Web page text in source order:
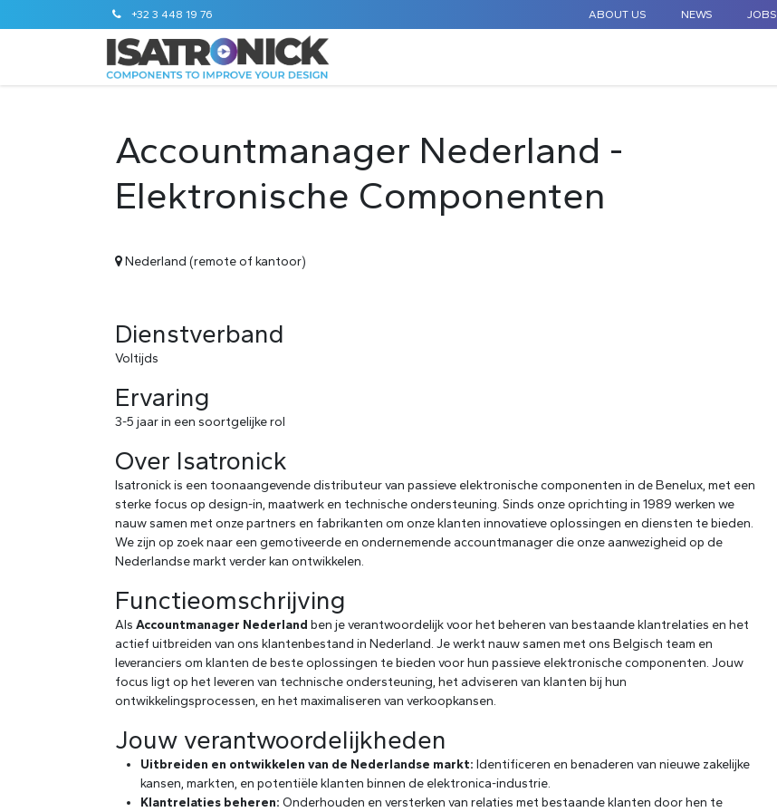
+32 3 448 19 76 ABOUT US NEWS JOBS
Accountmanager Nederland -
Elektronische Componenten
Nederland (remote of kantoor)
Dienstverband
Voltijds
Ervaring
3-5 jaar in een soortgelijke rol
Over Isatronick
Isatronick is een toonaangevende distributeur van passieve elektronische componenten in de Benelux, met een
sterke focus op design-in, maatwerk en technische ondersteuning. Sinds onze oprichting in 1989 werken we
nauw samen met onze partners en fabrikanten om onze klanten innovatieve oplossingen en diensten te bieden.
We zijn op zoek naar een gemotiveerde en ondernemende accountmanager die onze aanwezigheid op de
Nederlandse markt verder kan ontwikkelen.
Functieomschrijving
Als Accountmanager Nederland ben je verantwoordelijk voor het beheren van bestaande klantrelaties en het
actief uitbreiden van ons klantenbestand in Nederland. Je werkt nauw samen met ons Belgisch team en
leveranciers om klanten de beste oplossingen te bieden voor hun passieve elektronische componenten. Jouw
focus ligt op het leveren van technische ondersteuning, het adviseren van klanten bij hun
ontwikkelingsprocessen, en het maximaliseren van verkoopkansen.
Jouw verantwoordelijkheden
Uitbreiden en ontwikkelen van de Nederlandse markt: Identificeren en benaderen van nieuwe zakelijke
kansen, markten, en potentiële klanten binnen de elektronica-industrie.
Klantrelaties beheren: Onderhouden en versterken van relaties met bestaande klanten door hen te